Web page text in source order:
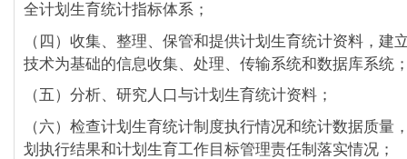
全计划生育统计指标体系；
（四）收集、整理、保管和提供计划生育统计资料，建
技术为基础的信息收集、处理、传输系统和数据库系统
（五）分析、研究人口与计划生育统计资料；
（六）检查计划生育统计制度执行情况和统计数据质量
划执行结果和计划生育工作目标管理责任制落实情况；